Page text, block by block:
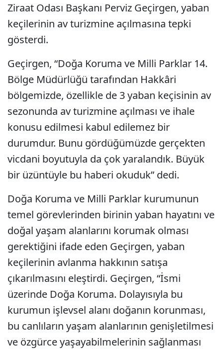
Ziraat Odası Başkanı Perviz Geçirgen, yaban
keçilerinin av turizmine açılmasına tepki
gösterdi.
Geçirgen, “Doğa Koruma ve Milli Parklar 14.
Bölge Müdürlüğü tarafından Hakkâri
bölgemizde, özellikle de 3 yaban keçisinin av
sezonunda av turizmine açılması ve ihale
konusu edilmesi kabul edilemez bir
durumdur. Bunu gördüğümüzde gerçekten
vicdani boyutuyla da çok yaralandık. Büyük
bir üzüntüyle bu haberi okuduk” dedi.
Doğa Koruma ve Milli Parklar kurumunun
temel görevlerinden birinin yaban hayatını ve
doğal yaşam alanlarını korumak olması
gerektiğini ifade eden Geçirgen, yaban
keçilerinin avlanma hakkının satışa
çıkarılmasını eleştirdi. Geçirgen, “İsmi
üzerinde Doğa Koruma. Dolayısıyla bu
kurumun işlevsel alanı doğanın korunması,
bu canlıların yaşam alanlarının genişletilmesi
ve özgürce yaşayabilmelerinin sağlanması